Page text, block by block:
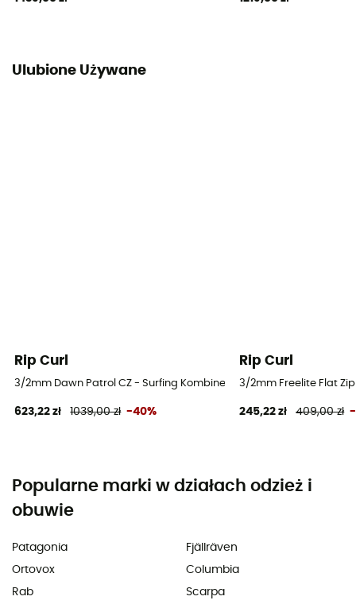
Ulubione Używane
Rip Curl
3/2mm Dawn Patrol CZ - Surfing Kombinezony dziecięcy
623,22 zł 1039,00 zł -40%
Rip Curl
3/2mm Freelite Flat
245,22 zł 409,00 zł -
Popularne marki w działach odzież i
obuwie
Patagonia
Ortovox
Rab
Fjällräven
Columbia
Scarpa